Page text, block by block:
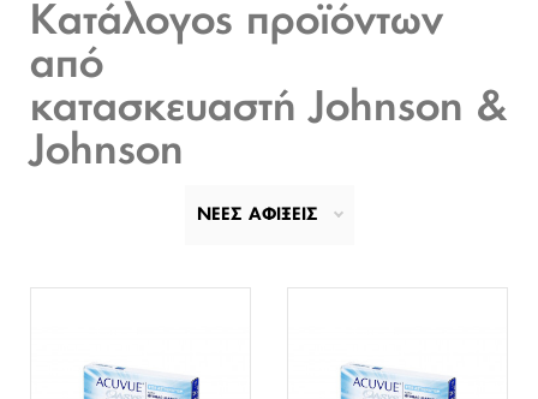
Κατάλογος προϊόντων
από
κατασκευαστή Johnson &
Johnson
ΝΕΕΣ ΑΦΙΞΕΙΣ